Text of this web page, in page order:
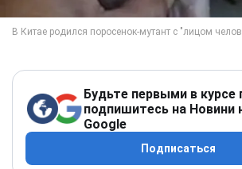
Будьте первыми в курсе
подпишитесь на Новини
Google
Подписаться